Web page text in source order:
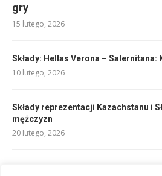
gry
15 lutego, 2026
Składy: Hellas Verona – Salernitana:
10 lutego, 2026
Składy reprezentacji Kazachstanu i
mężczyzn
20 lutego, 2026